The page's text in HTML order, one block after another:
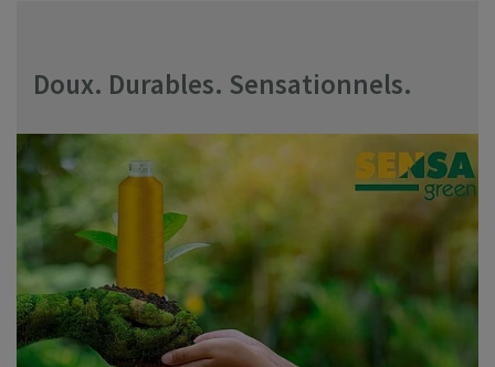
Doux. Durables. Sensationnels.